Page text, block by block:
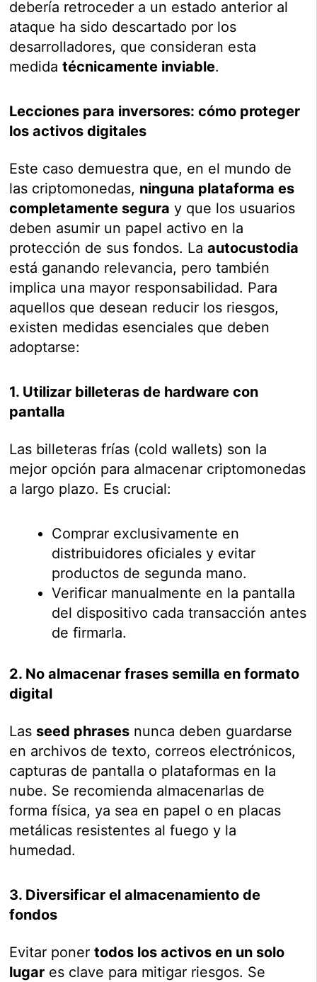
debería retroceder a un estado anterior al
ataque ha sido descartado por los
desarrolladores, que consideran esta
medidatécnicamente inviable.
Lecciones para inversores: cómo proteger
los activos digitales
Este caso demuestra que, en el mundo de
las criptomonedas, ninguna plataforma es
completamente segura y que los usuarios
deben asumir un papel activo en la
protección de sus fondos. Laautocustodia
está ganando relevancia, pero también
implica una mayor responsabilidad. Para
aquellos que desean reducir los riesgos,
existen medidas esenciales que deben
adoptarse:
1. Utilizar billeteras de hardware con
pantalla
Las billeteras frías (cold wallets) son la
mejor opción para almacenar criptomonedas
a largo plazo. Es crucial:
Comprar exclusivamente en
distribuidores oficiales y evitar
productos de segunda mano.
Verificar manualmente en la pantalla
del dispositivo cada transacción antes
de firmarla.
2. No almacenar frases semilla en formato
digital
Las seed phrases nunca deben guardarse
en archivos de texto, correos electrónicos,
capturas de pantalla o plataformas en la
nube. Se recomienda almacenarlas de
forma física, ya sea en papel o en placas
metálicas resistentes al fuego y la
humedad.
3. Diversificar el almacenamiento de
fondos
Evitar ponertodos los activos en un solo
lugar es clave para mitigar riesgos. Se